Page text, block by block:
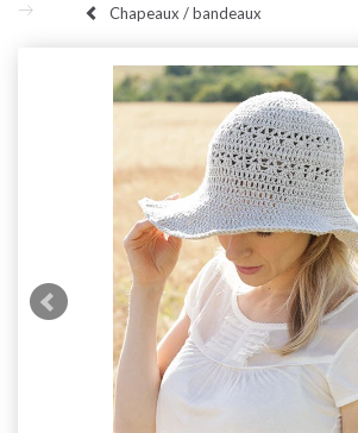
Chapeaux / bandeaux